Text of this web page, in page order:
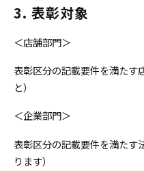
3. 表彰対象
＜店舗部門＞
表彰区分の記載要件を満たす
と）
＜企業部門＞
表彰区分の記載要件を満たす
ります）